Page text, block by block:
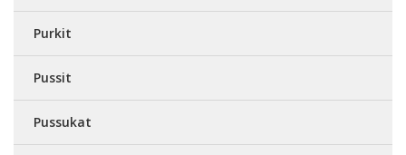
Purkit
Pussit
Pussukat